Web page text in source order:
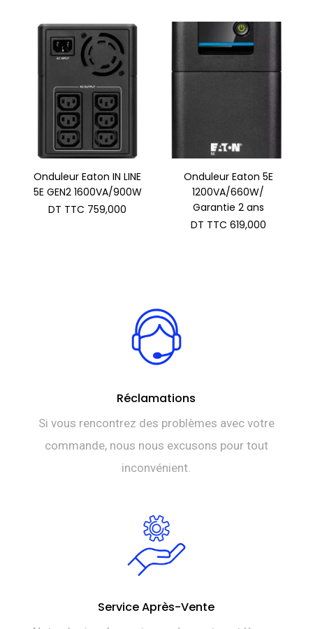
Onduleur Eaton IN LINE
5E GEN2 1600VA/900W
DT TTC 759,000
Onduleur Eaton 5E
1200VA/660W/
Garantie 2 ans
DT TTC 619,000
Réclamations
Si vous rencontrez des problèmes avec votre
commande, nous nous excusons pour tout
inconvénient.
Service Après-Vente